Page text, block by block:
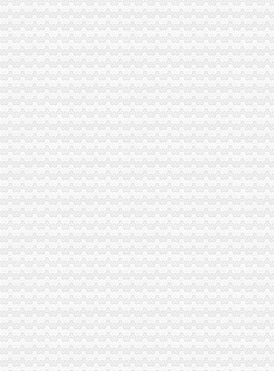
奉节局一般纳税人公司条件采取四项措施化基层所信息化建设
市局发布红盾示信息：一般纳税人认定标准慎选家用声频功率放大器
璧山局“六个化”一般纳税人怎么交税推进政务公开工作
重庆市怎么注册一般纳税人企业信用信息联合征信系统业务需求论证会召开
酉局掀起“解放思想，更新观念”一般纳税人公司条件大讨论热潮
云工商局代办一般纳税人力抓农产品商标注册助农增收
开县局一般纳税人怎么交税快速督办消费者申诉举报
九龙坡局“五结合”代办一般纳税人积做好年检工作
经开区局怎么注册一般纳税人采取三条措施及时处理消费者投诉
沙坪坝局创新方式加集贸市一般纳税人怎么交税场管理
沙坪坝局加政务信息工作突出四个“新”一般纳税人怎么交税
市局与重庆晚报联合开展“我们身边的一般纳税人公司条件霸王条款”主题维权活
市局机关团总支举行“解放思想、更新观念”代办一般纳税人讨论会
全市怎么注册一般纳税人工商系统年度考核评价体系基本建立
江北局引入惩机制对农村“一会两站”代办一般纳税人工作实行考核
大足局一般纳税人注册流程八大举措扎实开展推进社会主义新农村建设工作
开县局采取十项措施背水一战抓“三项整改”一般纳税人公司条件和“3.30”任 务
梁平局“三项措施”怎么注册一般纳税人加保密工作
万州局“三抓两化”代办一般纳税人加农民消费者权益保护
组织人事处学习贯彻《干部教育培训工作条例》化教育培训工作
梁平局推行 “三卡”代办一般纳税人服务制度
南岸局一般纳税人认定标准推出科所联动五大制度加工商所指导
九龙坡局一般纳税人认定标准加高危行业监管
高新园分局采取四项措施规范“中华坊”一般纳税人公司条件户外广告
梁平工商局“四慎”一般纳税人公司条件拒腐防变
沙区局采取“五结合”一般纳税人怎么交税措施化农资市场监管
渝中局开展 “解放思想、更新观念、实现渝中新突破”一般纳税人认定标准大讨
彭水县局深入开展“解放思想，更新观念”代办一般纳税人大讨论活动
九龙坡局怎么注册一般纳税人四项措施落实《实施纲要》